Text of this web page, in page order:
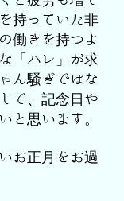
持っていた非
働きを持つよ
「ハレ」が求
ん騒ぎではな
て、記念日や
と思います。
お正月をお過